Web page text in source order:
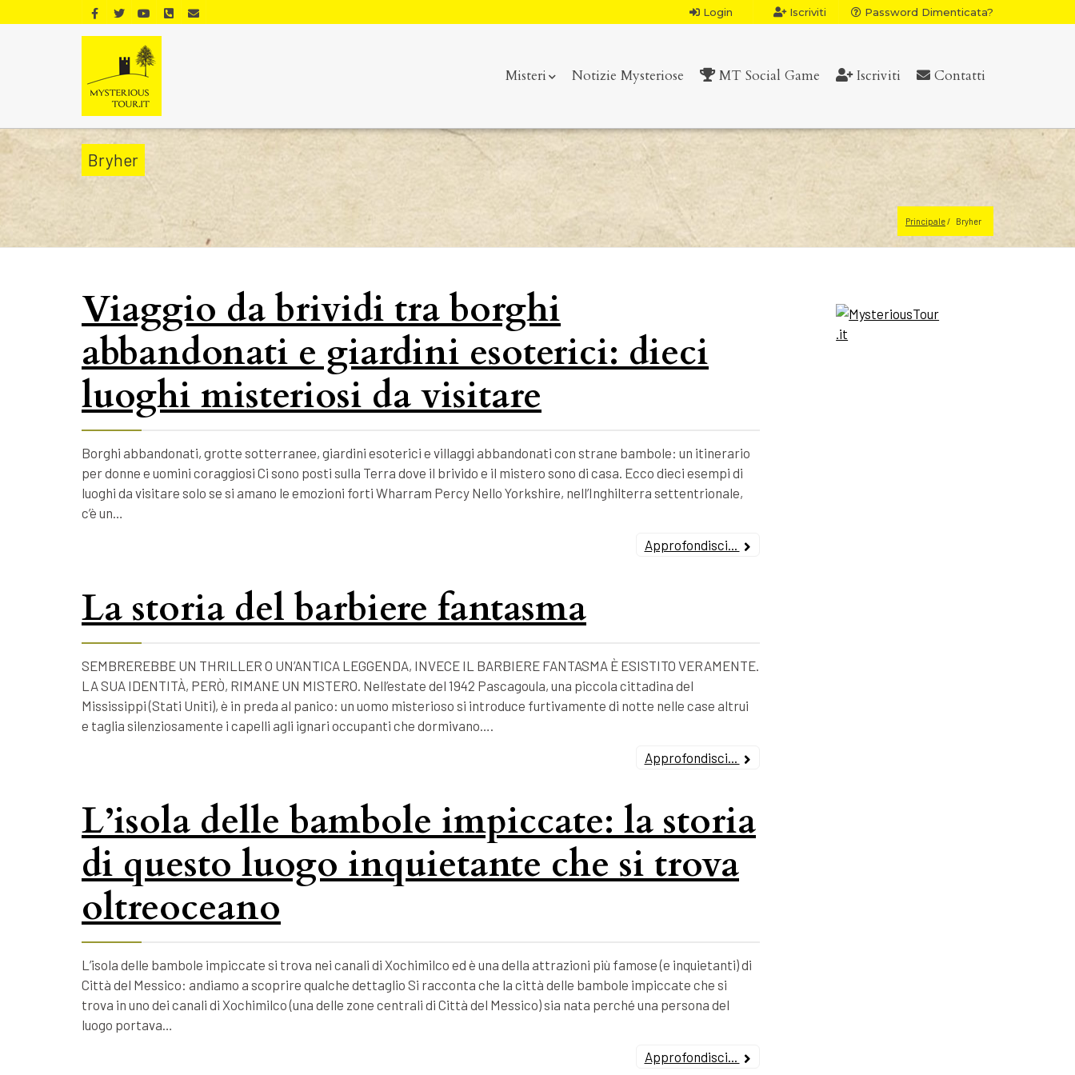
Login Iscriviti Password Dimenticata?
Misteri Notizie Mysteriose MT Social Game Iscriviti Contatti
Bryher
Principale Bryher
Viaggio da brividi tra borghi
abbandonati e giardini esoterici: dieci
luoghi misteriosi da visitare
Borghi abbandonati, grotte sotterranee, giardini esoterici e villaggi abbandonati con strane bambole: un itinerario
per donne e uomini coraggiosi Ci sono posti sulla Terra dove il brivido e il mistero sono di casa. Ecco dieci esempi di
luoghi da visitare solo se si amano le emozioni forti Wharram Percy Nello Yorkshire, nell’Inghilterra settentrionale,
c’è un…
Approfondisci...
La storia del barbiere fantasma
SEMBREREBBE UN THRILLER O UN’ANTICA LEGGENDA, INVECE IL BARBIERE FANTASMA È ESISTITO VERAMENTE.
LA SUA IDENTITÀ, PERÒ, RIMANE UN MISTERO. Nell’estate del 1942 Pascagoula, una piccola cittadina del
Mississippi (Stati Uniti), è in preda al panico: un uomo misterioso si introduce furtivamente di notte nelle case altrui
e taglia silenziosamente i capelli agli ignari occupanti che dormivano….
Approfondisci...
L’isola delle bambole impiccate: la storia
di questo luogo inquietante che si trova
oltreoceano
L’isola delle bambole impiccate si trova nei canali di Xochimilco ed è una della attrazioni più famose (e inquietanti) di
Città del Messico: andiamo a scoprire qualche dettaglio Si racconta che la città delle bambole impiccate che si
trova in uno dei canali di Xochimilco (una delle zone centrali di Città del Messico) sia nata perché una persona del
luogo portava…
Approfondisci...